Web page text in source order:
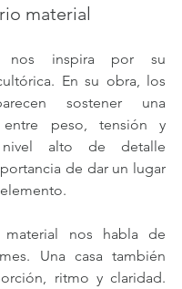
material
nos inspira por su
En su obra, los
sostener una
entre peso, tensión y
alto de detalle
de dar un lugar
nos habla de
Una casa también
ritmo y claridad.